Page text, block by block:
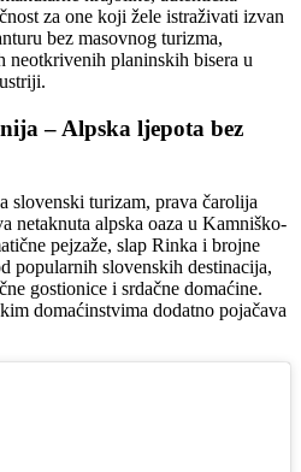
za one koji žele istraživati izvan
bez masovnog turizma,
neotkrivenih planinskih bisera u
– Alpska ljepota bez
slovenski turizam, prava čarolija
netaknuta alpska oaza u Kamniško-
pejzaže, slap Rinka i brojne
popularnih slovenskih destinacija,
gostionice i srdačne domaćine.
domaćinstvima dodatno pojačava